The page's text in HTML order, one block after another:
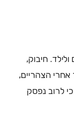
חיבוק,
הצהריים,
לרוב נפסק